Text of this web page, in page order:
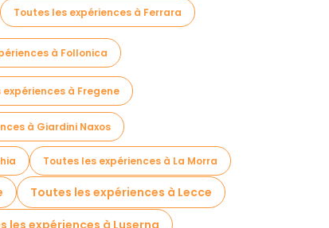
Toutes les expériences à Ferrara
à Follonica
expériences à Fregene
à Giardini Naxos
Toutes les expériences à La Morra
Toutes les expériences à Lecce
les expériences à Luserna